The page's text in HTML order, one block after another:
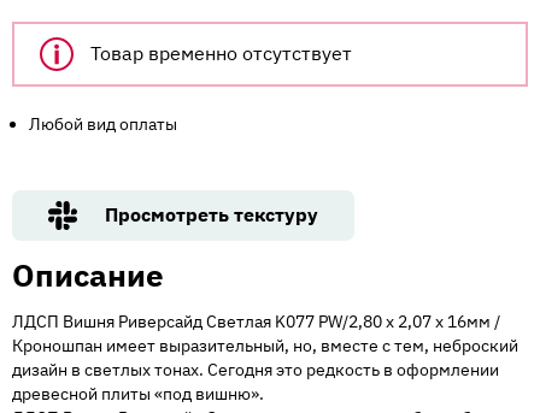
Товар временно отсутствует
Любой вид оплаты
Просмотреть текстуру
Описание
ЛДСП Вишня Риверсайд Светлая K077 PW/2,80 х 2,07 х 16мм /
Кроношпан имеет выразительный, но, вместе с тем, неброский
дизайн в светлых тонах. Сегодня это редкость в оформлении
древесной плиты «под вишню».